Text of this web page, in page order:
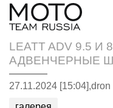
LEATT ADV 9.5
АДВЕНЧЕРНЫЕ
27.11.2024 [15:04],dron